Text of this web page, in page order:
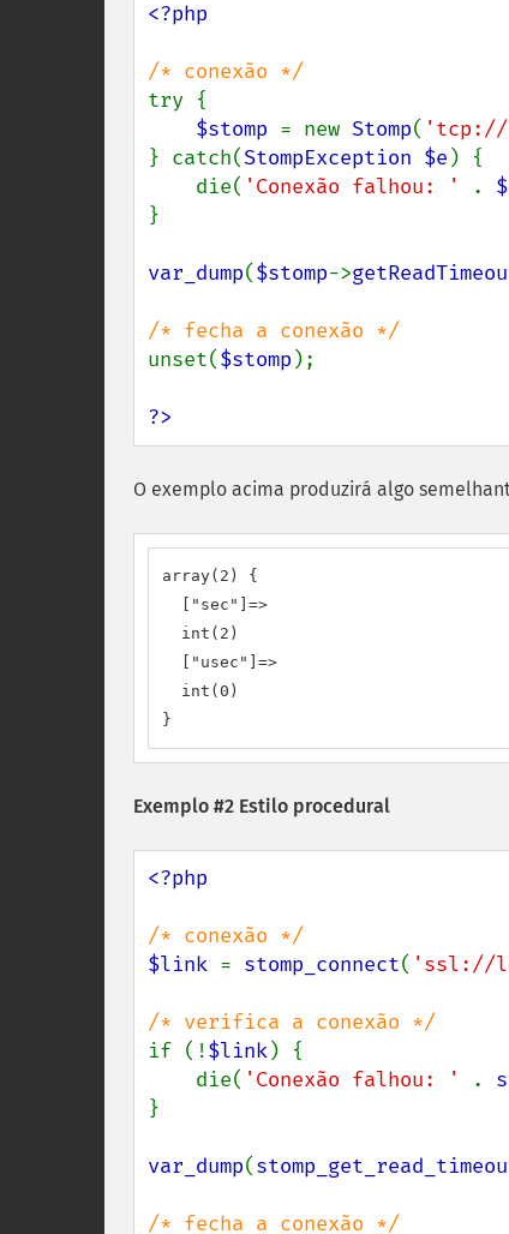
<?php
try {
$stomp = new Stomp( 'tcp://
} catch(StompException $e ) {
    die(
'Conexão falhou: ' .
}
var_dump($stomp->
unset($stomp );
?>
O exemplo acima produzirá algo
array(2) {
  ["sec"]=>
  int(2)
  ["usec"]=>
  int(0)
}
Exemplo #2 Estilo procedural
<?php
$link = stomp_connect( 'ssl://
if (!$link) {
    die(
'Conexão falhou: ' .
}
var_dump(